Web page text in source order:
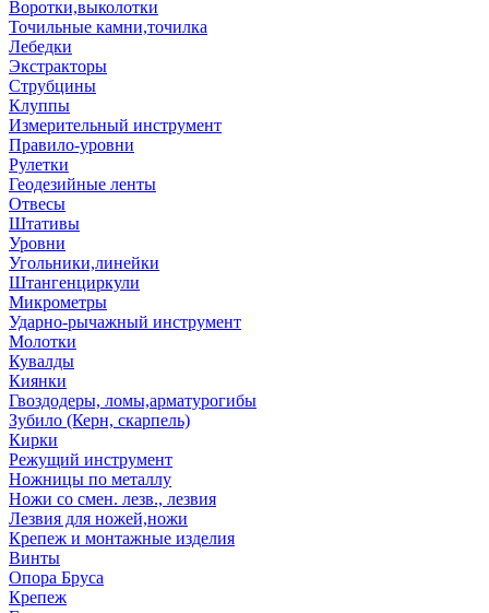
Воротки,выколотки
Точильные камни,точилка
Лебедки
Экстракторы
Струбцины
Клуппы
Измерительный инструмент
Правило-уровни
Рулетки
Геодезийные ленты
Отвесы
Штативы
Уровни
Угольники,линейки
Штангенциркули
Микрометры
Ударно-рычажный инструмент
Молотки
Кувалды
Киянки
Гвоздодеры, ломы,арматурогибы
Зубило (Керн, скарпель)
Кирки
Режущий инструмент
Ножницы по металлу
Ножи со смен. лезв., лезвия
Лезвия для ножей,ножи
Крепеж и монтажные изделия
Винты
Опора Бруса
Крепеж